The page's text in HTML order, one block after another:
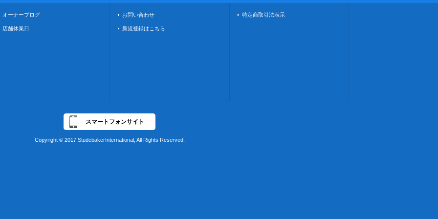
オーナーブログ
店舗休業日
お問い合わせ
新規登録はこちら
特定商取引法表示
スマートフォンサイト
Copyright © 2017 StudebakerInternational, All Rights Reserved.